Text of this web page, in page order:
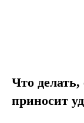
Что
приносит